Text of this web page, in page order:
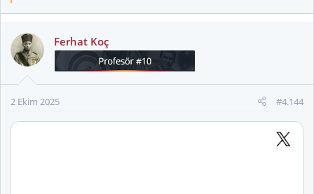
k
i
l
:
Ferhat Koç
2 Ekim 2025 #4.144